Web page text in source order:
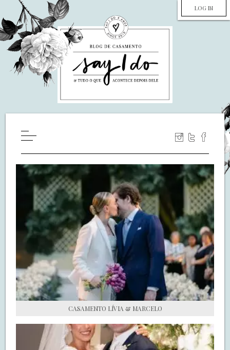
LOG IN
WILL YOU MARRY ME?
LUA DE MEL
COZINHA
DECORAÇÃO
DE NOIVA PRA NOIVA
S.O.S CASADAS
FALE COM O SAY I DO
CASAMENTO LÍVIA & MARCELO